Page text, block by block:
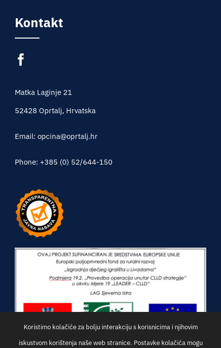
Kontakt
Matka Laginje 21
52428 Oprtalj, Hrvatska
Email: opcina@oprtalj.hr
Phone: +385 (0) 52/644-150
Koristimo kolačiće za bolju interakciju s korisnicima i njihovim
iskustvom korištenja naše web stranice. Postavke kolačića mogu